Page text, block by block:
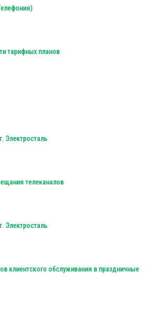
тарифных планов
Электросталь
телеканалов
Электросталь
клиентского обслуживания в праздничные